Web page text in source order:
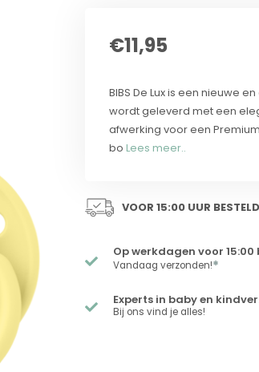
€11,95
BIBS De Lux is een nieuwe
wordt geleverd met een
afwerking voor een
bo Lees meer..
VOOR 15:00 UUR
Op werkdagen voor 15:00
Vandaag verzonden!*
Experts in baby en
Bij ons vind je alles!